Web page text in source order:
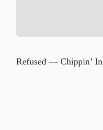
Refused — Chippin’ In